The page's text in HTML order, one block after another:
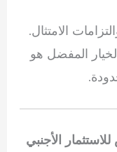
الامتثال.
المفضل هو
الأجنبي